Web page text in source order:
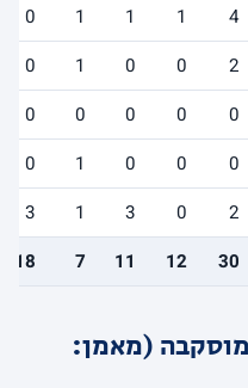
4
1
1
1
0
2
0
0
1
0
0
0
0
0
0
0
0
0
1
0
2
0
3
1
3
30
12
11
7
18
(מאמן: